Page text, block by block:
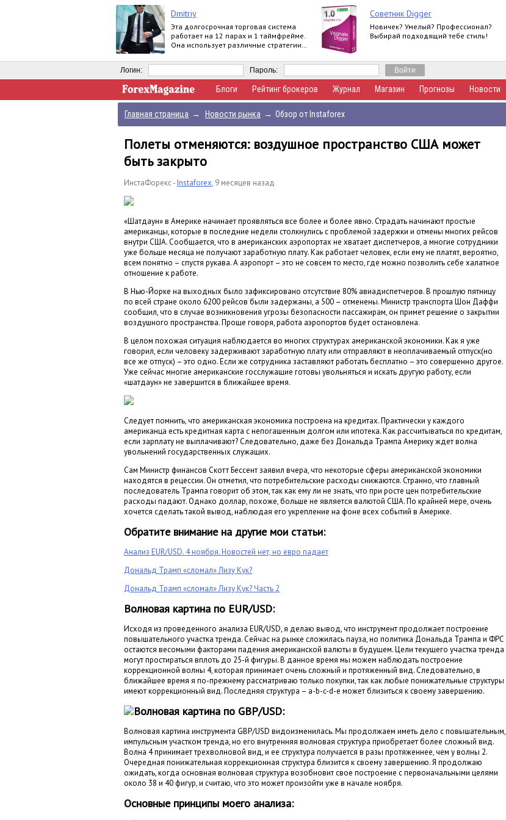
Dmitriy
Эта долгосрочная торговая система
работает на 12 парах и 1 таймфрейме.
Она использует различные стратегии
Советник Digger
Новичек? Умелый? Профессионал?
Выбирай подходящий тебе стиль!
Логин: Пароль:
Блоги Рейтинг брокеров Журнал Магазин Прогнозы Новости
Главная страница → Новости рынка → Обзор от Instaforex
Полеты отменяются: воздушное пространство США может
быть закрыто
ИнстаФорекс -Instaforex, 9 месяцев назад
«Шатдаун» в Америке начинает проявляться все более и более явно. Страдать начинают простые
американцы, которые в последние недели столкнулись с проблемой задержки и отмены многих рейсов
внутри США. Сообщается, что в американских аэропортах не хватает диспетчеров, а многие сотрудники
уже больше месяца не получают заработную плату. Как работает человек, если ему не платят, вероятно,
всем понятно – спустя рукава. А аэропорт – это не совсем то место, где можно позволить себе халатное
отношение к работе.
В Нью-Йорке на выходных было зафиксировано отсутствие 80% авиадиспетчеров. В прошлую пятницу
по всей стране около 6200 рейсов были задержаны, а 500 – отменены. Министр транспорта Шон Даффи
сообщил, что в случае возникновения угрозы безопасности пассажирам, он примет решение о закрытии
воздушного пространства. Проще говоря, работа аэропортов будет остановлена.
В целом похожая ситуация наблюдается во многих структурах американской экономики. Как я уже
говорил, если человеку задерживают заработную плату или отправляют в неоплачиваемый отпуск(но
все же отпуск) – это одно. Если же сотрудника заставляют работать бесплатно – это совершенно другое.
Уже сейчас многие американские госслужащие готовы увольняться и искать другую работу, если
«шатдаун» не завершится в ближайшее время.
Следует помнить, что американская экономика построена на кредитах. Практически у каждого
американца есть кредитная карта с непогашенным долгом или ипотека. Как рассчитываться по кредитам,
если зарплату не выплачивают? Следовательно, даже без Дональда Трампа Америку ждет волна
увольнений государственных служащих.
Сам Министр финансов Скотт Бессент заявил вчера, что некоторые сферы американской экономики
находятся в рецессии. Он отметил, что потребительские расходы снижаются. Странно, что главный
последователь Трампа говорит об этом, так как ему ли не знать, что при росте цен потребительские
расходы падают. Однако доллар, похоже, больше не является валютой США. По крайней мере, очень
хочется сделать такой вывод, наблюдая его укрепление на фоне всех событий в Америке.
Обратите внимание на другие мои статьи:
Анализ EUR/USD. 4 ноября. Новостей нет, но евро падает
Дональд Трамп «сломал» Лизу Кук?
Дональд Трамп «сломал» Лизу Кук? Часть 2
Волновая картина по EUR/USD:
Исходя из проведенного анализа EUR/USD, я делаю вывод, что инструмент продолжает построение
повышательного участка тренда. Сейчас на рынке сложилась пауза, но политика Дональда Трампа и ФРС
остаются весомыми факторами падения американской валюты в будущем. Цели текущего участка тренда
могут простираться вплоть до 25-й фигуры. В данное время мы можем наблюдать построение
коррекционной волны 4, которая принимает очень сложный и протяженный вид. Следовательно, в
ближайшее время я по-прежнему рассматриваю только покупки, так как любые понижательные структуры
имеют коррекционный вид. Последняя структура – a-b-c-d-e может близиться к своему завершению.
Волновая картина по GBP/USD:
Волновая картина инструмента GBP/USD видоизменилась. Мы продолжаем иметь дело с повышательным,
импульсным участком тренда, но его внутренняя волновая структура приобретает более сложный вид.
Волна 4 принимает трехволновой вид, и ее структура получается в разы протяженнее, чем у волны 2.
Очередная понижательная коррекционная структура близится к своему завершению. Я продолжаю
ожидать, когда основная волновая структура возобновит свое построение с первоначальными целями
около 38 и 40 фигур, и считаю, что это может произойти уже в начале ноября.
Основные принципы моего анализа: